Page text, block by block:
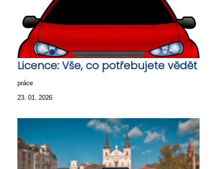
Licence: Vše, co potřebujete vědět
práce
23. 01. 2026